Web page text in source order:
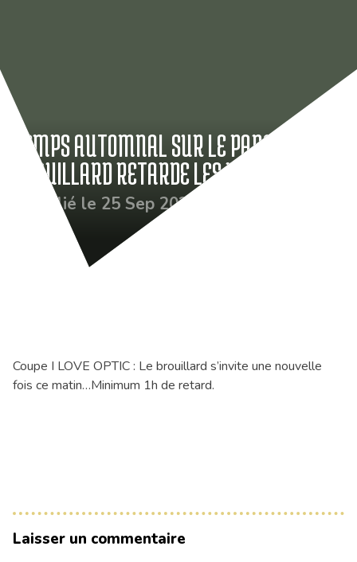
TEMPS AUTOMNAL SUR LE PARCOURS LE
BROUILLARD RETARDE LES DÉPARTS !
Publié le 25 Sep 2021
Coupe I LOVE OPTIC : Le brouillard s’invite une nouvelle
fois ce matin…Minimum 1h de retard.
Laisser un commentaire